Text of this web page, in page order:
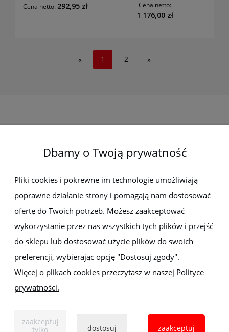
Cena netto: 292,95 zł Cena netto:
1 176,00 zł
« 1 2 »
Elektro-met
Pomoc
Dostawa i płatności
Moje konto
Gwarancja i zwroty
O firmie
Handlowa 1, 35-103 Rzeszów
Tel:
+48 17 853 90 49 +48 668 191 214
Dbamy o Twoją prywatność
Pliki cookies i pokrewne im technologie umożliwiają
poprawne działanie strony i pomagają nam dostosować
ofertę do Twoich potrzeb. Możesz zaakceptować
wykorzystanie przez nas wszystkich tych plików i przejść
do sklepu lub dostosować użycie plików do swoich
preferencji, wybierając opcję "Dostosuj zgody".
Więcej o plikach cookies przeczytasz w naszej Polityce
prywatności.
zaakceptuj
tylko
dostosuj
zaakceptuj